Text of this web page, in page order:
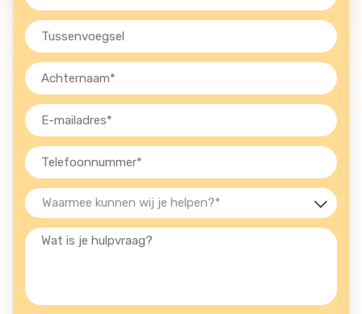
(Vereist)
Tussenvoegsel
Achternaam
(Vereist)
E-
mailadres
(Vereist)
Telefoon
(Vereist)
Waarmee
kunnen
wij
(Vereist)
Wat
hulpvraag?